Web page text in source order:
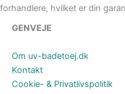
forhandlere, hvilket er din
GENVEJE
Om uv-badetoej.dk
Kontakt
Cookie- & Privatlivspolitik